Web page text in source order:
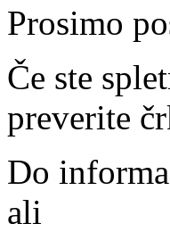
Prosimo
Če ste
preverite
Do
ali